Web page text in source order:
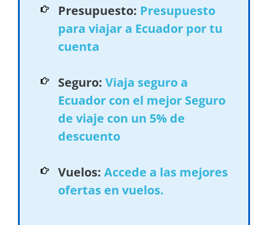
Presupuesto: Presupuesto
para viajar a Ecuador por tu
cuenta
Seguro: Viaja seguro a
Ecuador con el mejor Seguro
de viaje con un 5% de
descuento
Vuelos: Accede a las mejores
ofertas en vuelos.